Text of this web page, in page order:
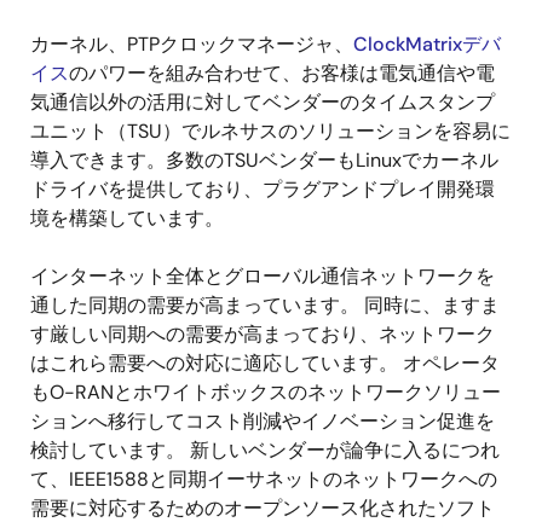
カーネル、PTPクロックマネージャ、 ClockMatrixデバ
イスのパワーを組み合わせて、お客様は電気通信や電
気通信以外の活用に対してベンダーのタイムスタンプ
ユニット（TSU）でルネサスのソリューションを容易に
導入できます。多数のTSUベンダーもLinuxでカーネル
ドライバを提供しており、プラグアンドプレイ開発環
境を構築しています。
インターネット全体とグローバル通信ネットワークを
通した同期の需要が高まっています。 同時に、ますま
す厳しい同期への需要が高まっており、ネットワーク
はこれら需要への対応に適応しています。 オペレータ
もO-RANとホワイトボックスのネットワークソリュー
ションへ移行してコスト削減やイノベーション促進を
検討しています。 新しいベンダーが論争に入るにつれ
て、IEEE1588と同期イーサネットのネットワークへの
需要に対応するためのオープンソース化されたソフト